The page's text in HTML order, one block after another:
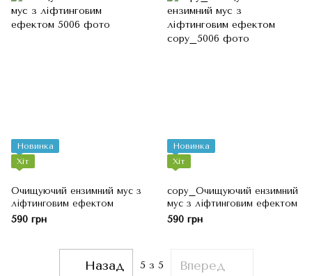
Новинка
Хіт
Очищуючий ензимний мус з
ліфтинговим ефектом
590 грн
Новинка
Хіт
copy_Очищуючий ензимний
мус з ліфтинговим ефектом
590 грн
Назад 5 з 5 Вперед